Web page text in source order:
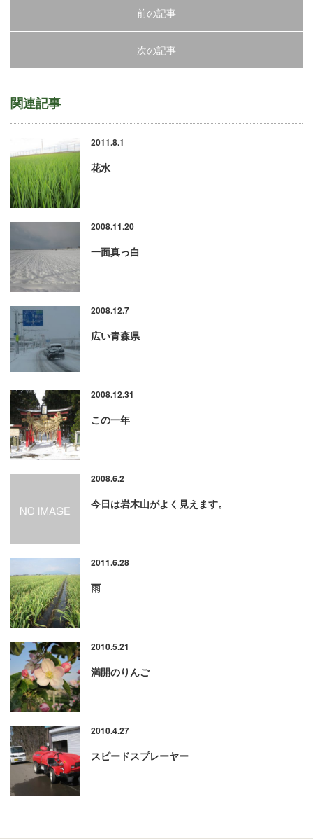
前の記事
次の記事
関連記事
2011.8.1
花水
2008.11.20
一面真っ白
2008.12.7
広い青森県
2008.12.31
この一年
2008.6.2
今日は岩木山がよく見えます。
2011.6.28
雨
2010.5.21
満開のりんご
2010.4.27
スピードスプレーヤー